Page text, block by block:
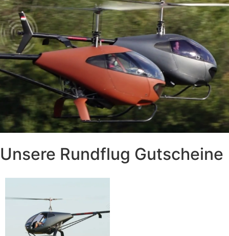
Unsere Rundflug Gutscheine